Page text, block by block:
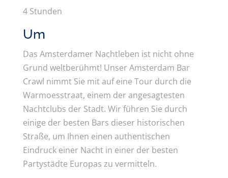
4 Stunden
Um
Das Amsterdamer Nachtleben ist nicht ohne
Grund weltberühmt! Unser Amsterdam Bar
Crawl nimmt Sie mit auf eine Tour durch die
Warmoesstraat, einem der angesagtesten
Nachtclubs der Stadt. Wir führen Sie durch
einige der besten Bars dieser historischen
Straße, um Ihnen einen authentischen
Eindruck einer Nacht in einer der besten
Partystädte Europas zu vermitteln.